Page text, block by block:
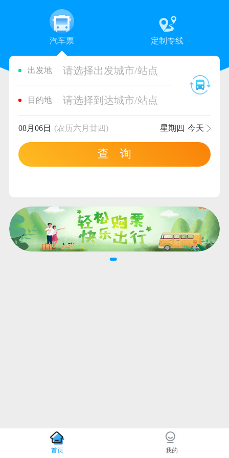
汽车票 定制专线
出发地 请选择出发城市/站点
目的地 请选择到达城市/站点
08月06日 (农历六月廿四) 星期四 今天
查 询
首页 我的